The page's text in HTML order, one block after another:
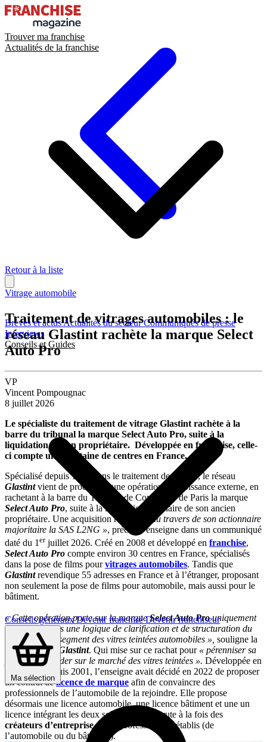
Trouver ma franchise
Actualités de la franchise
Brèves et actusActualités du secteurCommuniqués de presse
Interviews
Conseils et Guides
Conseils générauxDevenir franchiséDevenir franchiseur
Ma sélection
Retour à la liste
Vitrage automobile
Traitement de vitrages automobiles : le
réseau Glastint rachète la marque Select
Auto Pro
VP
Vincent Pompougnac
8 juillet 2026
Le spécialiste du traitement de vitrage Glastint rachète à la
barre du tribunal la marque Select Auto Pro, suite à la
liquidation de son propriétaire. Développée en franchise, celle-
ci compte une trentaine de centres en France.
Spécialisé depuis 1989 dans le traitement de vitrage, le réseau
Glastintvient de procéder à une opération de croissance externe, en
rachetant à la barre du Tribunal de Commerce de Paris la marque
Select Auto Pro, suite à la liquidation judiciaire de son ancien
propriétaire. Une acquisition réalisée
« au travers de son actionnaire
majoritaire la SAS L2NG », précise l’enseigne dans un communiqué
daté du 1 erjuillet 2026. Créé en 2008 et développé en franchise,
Select Auto Pro compte environ 30 centres en France, spécialisés
dans la pose de films pourvitrages automobiles. Tandis que
Glastintrevendique 55 adresses en France et à l’étranger, proposant
non seulement la pose de films pour automobile, mais aussi pour le
bâtiment.
« Cette opération porte sur la marqueSelect Auto Prouniquement
et s’inscrit dans une logique de clarification et de structuration du
marché sur le segment des vitres teintées automobiles », souligne la
tête du réseau
Glastint. Qui mise sur ce rachat pour « pérenniser sa
position de leader sur le marché des vitres teintées ». Développée en
depuis 2001, l’enseigne avait décidé en 2022 de proposer
un contrat delicence de marque afin de convaincre des
professionnels de l’automobile de la rejoindre. Elle propose
désormais une licence automobile, une licence bâtiment et une un
licence intégrant les deux solutions. Et recrute à la fois des
créateurs d’entrepriseet des professionnels établis (de
l’automobile ou du bâtiment).